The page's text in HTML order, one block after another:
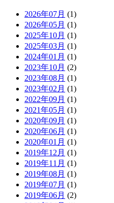
2026年07月 (1)
2026年05月 (1)
2025年10月 (1)
2025年03月 (1)
2024年01月 (1)
2023年10月 (2)
2023年08月 (1)
2023年02月 (1)
2022年09月 (1)
2021年05月 (1)
2020年09月 (1)
2020年06月 (1)
2020年01月 (1)
2019年12月 (1)
2019年11月 (1)
2019年08月 (1)
2019年07月 (1)
2019年06月 (2)